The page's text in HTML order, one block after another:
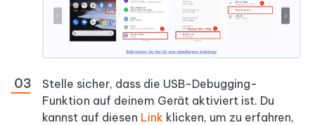
Stelle sicher, dass die USB-Debugging-
Funktion auf deinem Gerät aktiviert ist. Du
kannst auf diesen Link klicken, um zu erfahren,